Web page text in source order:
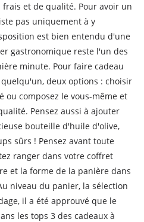
et de qualité. Pour avoir un
pas uniquement à y
est bien entendu d'une
gastronomique reste l'un des
minute. Pour faire cadeau
deux options : choisir
ou composez le vous-même et
Pensez aussi à ajouter
bouteille d'huile d'olive,
sûrs ! Pensez avant toute
ranger dans votre coffret
et la forme de la panière dans
niveau du panier, la sélection
il a été approuvé que le
les tops 3 des cadeaux à